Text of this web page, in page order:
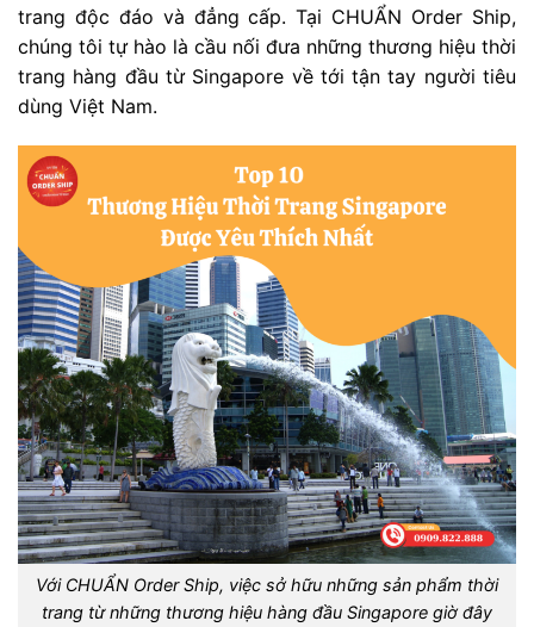
trang độc đáo và đẳng cấp. Tại CHUẨN Order Ship,
chúng tôi tự hào là cầu nối đưa những thương hiệu thời
trang hàng đầu từ Singapore về tới tận tay người tiêu
dùng Việt Nam.
Với CHUẨN Order Ship, việc sở hữu những sản phẩm thời
trang từ những thương hiệu hàng đầu Singapore giờ đây